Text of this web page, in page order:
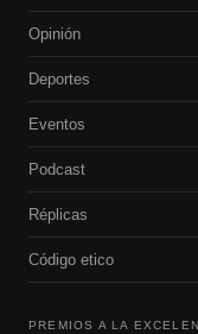
Opinión
Deportes
Eventos
Podcast
Réplicas
Código etico
PREMIOS A LA